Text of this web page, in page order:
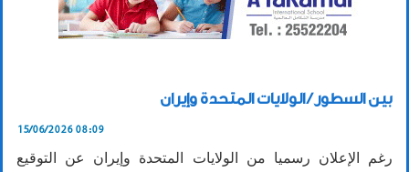
بين السطور / الولايات المتحدة وإيران
15/06/2026 08:09
رغم الإعلان رسميا من الولايات المتحدة وإيران عن التوقيع